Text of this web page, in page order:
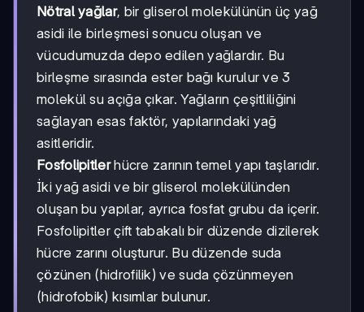
Nötral yağlar, bir gliserol molekülünün üç yağ
asidi ile birleşmesi sonucu oluşan ve
vücudumuzda depo edilen yağlardır. Bu
birleşme sırasında ester bağı kurulur ve 3
molekül su açığa çıkar. Yağların çeşitliliğini
sağlayan esas faktör, yapılarındaki yağ
asitleridir.
Fosfolipitlerhücre zarının temel yapı taşlarıdır.
İki yağ asidi ve bir gliserol molekülünden
oluşan bu yapılar, ayrıca fosfat grubu da içerir.
Fosfolipitler çift tabakalı bir düzende dizilerek
hücre zarını oluşturur. Bu düzende suda
çözünen (hidrofilik) ve suda çözünmeyen
(hidrofobik) kısımlar bulunur.